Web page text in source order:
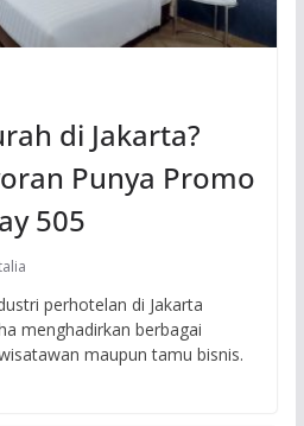
di Jakarta?
Punya Promo
505
perhotelan di Jakarta
menghadirkan berbagai
maupun tamu bisnis.